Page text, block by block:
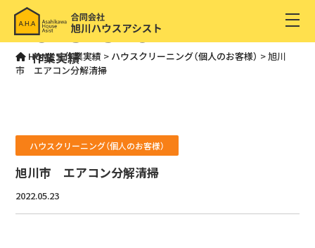
CASESTUDY
作業実績
HOME>作業実績 > ハウスクリーニング（個人のお客様） >旭川
市 エアコン分解清掃
ハウスクリーニング（個人のお客様）
旭川市 エアコン分解清掃
2022.05.23